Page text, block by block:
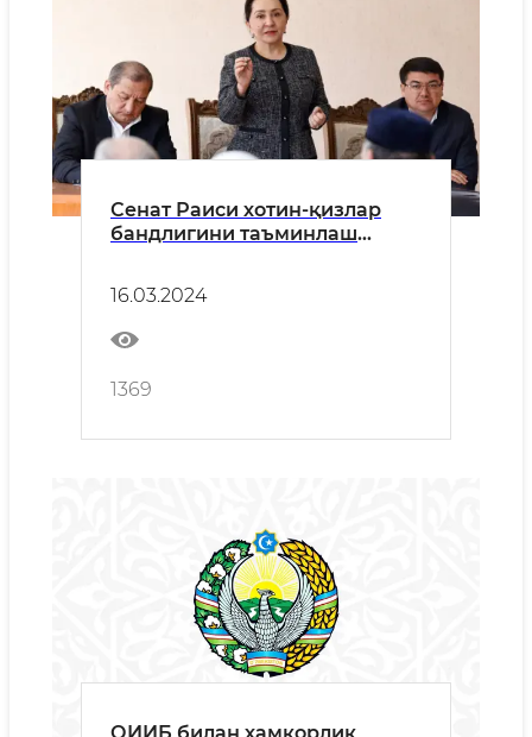
Сенат Раиси хотин-қизлар
бандлигини таъминлаш
туманида бўлди
16.03.2024
1369